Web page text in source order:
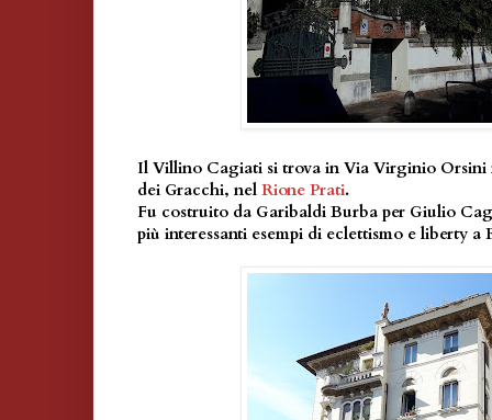
Il Villino Cagiati si trova in Via Virginio Orsini
dei Gracchi, nel Rione Prati.
Fu costruito da Garibaldi Burba per Giulio
più interessanti esempi di eclettismo e liberty a